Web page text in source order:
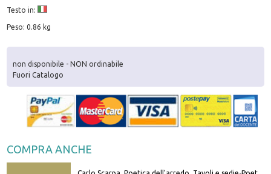
Testo in:
Peso: 0.86 kg
non disponibile - NON ordinabile
Fuori Catalogo
COMPRA ANCHE